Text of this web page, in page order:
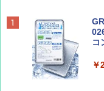
地
￥
[
プ
ッ
&
コ
￥